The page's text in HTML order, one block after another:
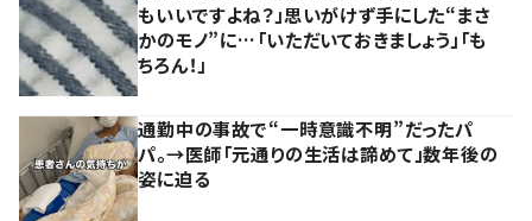
もいいですよね？」思いがけず手にした“まさ
かのモノ”に…「いただいておきましょう」「も
ちろん！」
通勤中の事故で“一時意識不明”だったパ
パ。→医師「元通りの生活は諦めて」数年後の
姿に迫る